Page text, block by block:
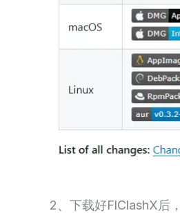
2、下载好FlClashX后